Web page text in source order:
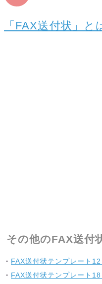
「FAX送付状」
その他のFAX送付
FAX送付状テンプレート
FAX送付状テンプレート